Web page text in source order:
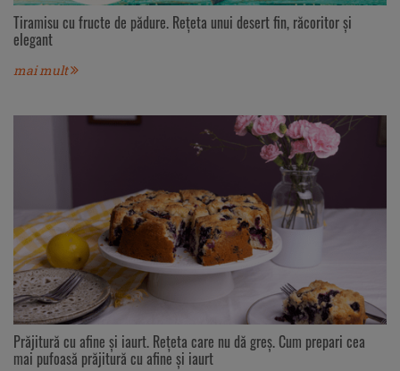
Tiramisu cu fructe de pădure. Rețeta unui desert fin, răcoritor și
elegant
mai mult
Prăjitură cu afine și iaurt. Rețeta care nu dă greș. Cum prepari cea
mai pufoasă prăjitură cu afine și iaurt